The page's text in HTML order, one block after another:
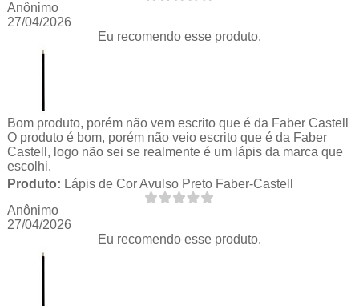
Anônimo
27/04/2026
Eu recomendo esse produto.
Bom produto, porém não vem escrito que é da Faber Castell
O produto é bom, porém não veio escrito que é da Faber
Castell, logo não sei se realmente é um lápis da marca que
escolhi.
Produto: Lápis de Cor Avulso Preto Faber-Castell
Anônimo
27/04/2026
Eu recomendo esse produto.